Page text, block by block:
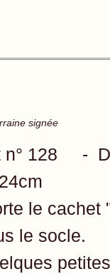
signée
n° 128 -
le cachet
le socle.